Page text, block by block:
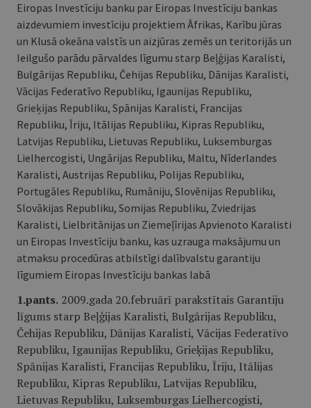
Eiropas Investīciju banku par Eiropas Investīciju bankas
aizdevumiem investīciju projektiem Āfrikas, Karību jūras
un Klusā okeāna valstīs un aizjūras zemēs un teritorijās un
Ieilgušo parādu pārvaldes līgumu starp Beļģijas Karalisti,
Bulgārijas Republiku, Čehijas Republiku, Dānijas Karalisti,
Vācijas Federatīvo Republiku, Igaunijas Republiku,
Grieķijas Republiku, Spānijas Karalisti, Francijas
Republiku, Īriju, Itālijas Republiku, Kipras Republiku,
Latvijas Republiku, Lietuvas Republiku, Luksemburgas
Lielhercogisti, Ungārijas Republiku, Maltu, Nīderlandes
Karalisti, Austrijas Republiku, Polijas Republiku,
Portugāles Republiku, Rumāniju, Slovēnijas Republiku,
Slovākijas Republiku, Somijas Republiku, Zviedrijas
Karalisti, Lielbritānijas un Ziemeļīrijas Apvienoto Karalisti
un Eiropas Investīciju banku, kas uzrauga maksājumu un
atmaksu procedūras atbilstīgi dalībvalstu garantiju
līgumiem Eiropas Investīciju bankas labā
1.pants. 2009.gada 20.februārī parakstītais Garantiju
līgums starp Beļģijas Karalisti, Bulgārijas Republiku,
Čehijas Republiku, Dānijas Karalisti, Vācijas Federatīvo
Republiku, Igaunijas Republiku, Grieķijas Republiku,
Spānijas Karalisti, Francijas Republiku, Īriju, Itālijas
Republiku, Kipras Republiku, Latvijas Republiku,
Lietuvas Republiku, Luksemburgas Lielhercogisti,